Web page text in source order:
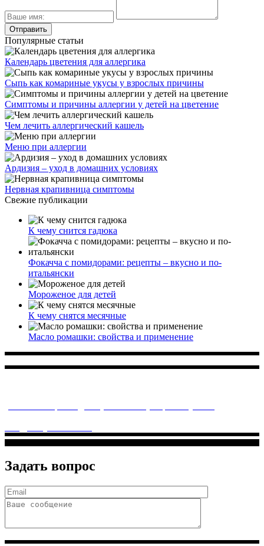
Популярные статьи
Календарь цветения для аллергика
Сыпь как комариные укусы у взрослых причины
Симптомы и причины аллергии у детей на цветение
Чем лечить аллергический кашель
Меню при аллергии
Ардизия – уход в домашних условиях
Нервная крапивница симптомы
Свежие публикации
К чему снится гадюка
Фокачча с помидорами: рецепты – вкусно и по-
итальянски
Мороженое для детей
К чему снятся месячные
Масло ромашки: свойства и применение
Задать вопрос